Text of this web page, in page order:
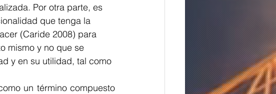
Por otra parte, es
que tenga la
(Caride 2008) para
mismo y no que se
y en su utilidad, tal como
un término compuesto